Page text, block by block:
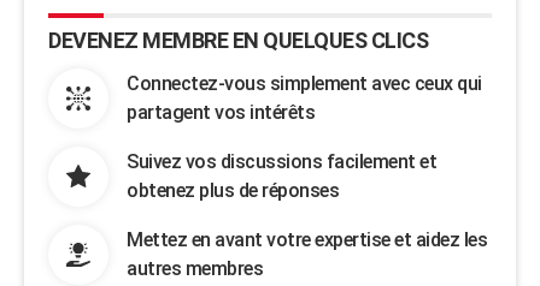
DEVENEZ MEMBRE EN QUELQUES CLICS
Connectez-vous simplement avec ceux qui
partagent vos intérêts
Suivez vos discussions facilement et
obtenez plus de réponses
Mettez en avant votre expertise et aidez les
autres membres